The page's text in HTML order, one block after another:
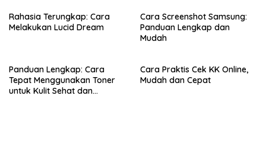
Rahasia Terungkap: Cara
Melakukan Lucid Dream
Cara Screenshot Samsung:
Panduan Lengkap dan
Mudah
Panduan Lengkap: Cara
Tepat Menggunakan Toner
untuk Kulit Sehat dan
Cara Praktis Cek KK Online,
Mudah dan Cepat